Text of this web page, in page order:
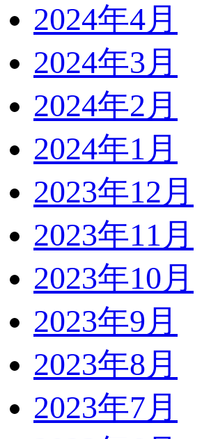
2024年4月
2024年3月
2024年2月
2024年1月
2023年12月
2023年11月
2023年10月
2023年9月
2023年8月
2023年7月